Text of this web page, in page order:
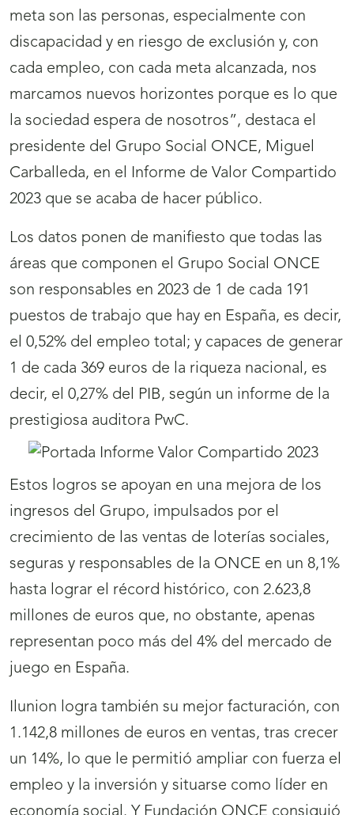
meta son las personas, especialmente con
discapacidad y en riesgo de exclusión y, con
cada empleo, con cada meta alcanzada, nos
marcamos nuevos horizontes porque es lo que
la sociedad espera de nosotros”, destaca el
presidente del Grupo Social ONCE, Miguel
Carballeda, en el Informe de Valor Compartido
2023 que se acaba de hacer público.
Los datos ponen de manifiesto que todas las
áreas que componen el Grupo Social ONCE
son responsables en 2023 de 1 de cada 191
puestos de trabajo que hay en España, es decir,
el 0,52% del empleo total; y capaces de generar
1 de cada 369 euros de la riqueza nacional, es
decir, el 0,27% del PIB, según un informe de la
prestigiosa auditora PwC.
Estos logros se apoyan en una mejora de los
ingresos del Grupo, impulsados por el
crecimiento de las ventas de loterías sociales,
seguras y responsables de la ONCE en un 8,1%
hasta lograr el récord histórico, con 2.623,8
millones de euros que, no obstante, apenas
representan poco más del 4% del mercado de
juego en España.
Ilunion logra también su mejor facturación, con
1.142,8 millones de euros en ventas, tras crecer
un 14%, lo que le permitió ampliar con fuerza el
empleo y la inversión y situarse como líder en